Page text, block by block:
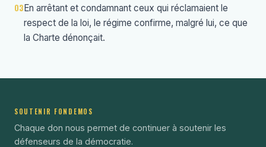
03 En arrêtant et condamnant ceux qui réclamaient le
respect de la loi, le régime confirme, malgré lui, ce que
la Charte dénonçait.
SOUTENIR FONDEMOS
Chaque don nous permet de continuer à soutenir les
défenseurs de la démocratie.